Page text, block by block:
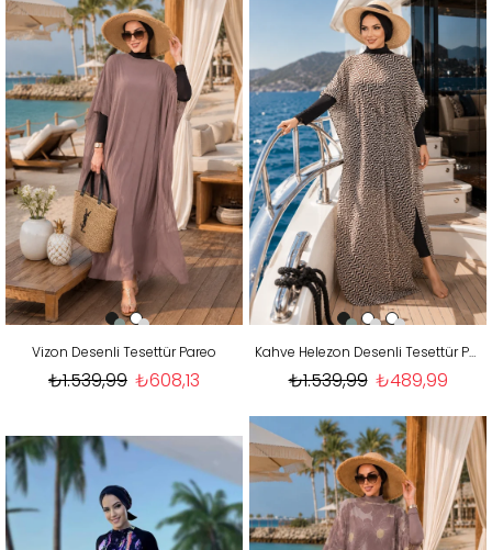
Vizon Desenli Tesettür Pareo
₺608,13
₺1.539,99
Kahve Helezon Desenli Tesettür Pareo
₺489,99
₺1.539,99